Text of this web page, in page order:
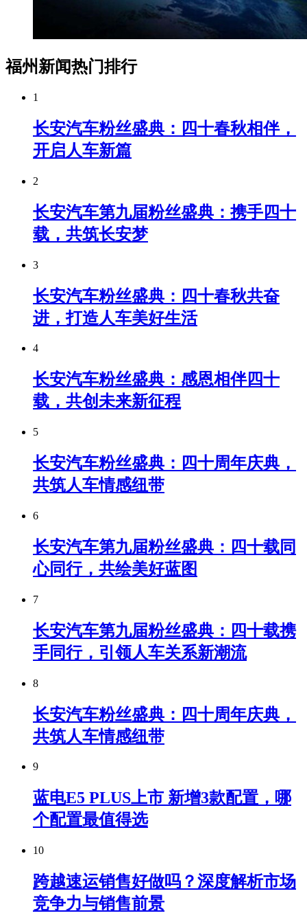
福州新闻热门排行
1
长安汽车粉丝盛典：四十春秋相伴，
开启人车新篇
2
长安汽车第九届粉丝盛典：携手四十
载，共筑长安梦
3
长安汽车粉丝盛典：四十春秋共奋
进，打造人车美好生活
4
长安汽车粉丝盛典：感恩相伴四十
载，共创未来新征程
5
长安汽车粉丝盛典：四十周年庆典，
共筑人车情感纽带
6
长安汽车第九届粉丝盛典：四十载同
心同行，共绘美好蓝图
7
长安汽车第九届粉丝盛典：四十载携
手同行，引领人车关系新潮流
8
长安汽车粉丝盛典：四十周年庆典，
共筑人车情感纽带
9
蓝电E5 PLUS上市 新增3款配置，哪
个配置最值得选
10
跨越速运销售好做吗？深度解析市场
竞争力与销售前景